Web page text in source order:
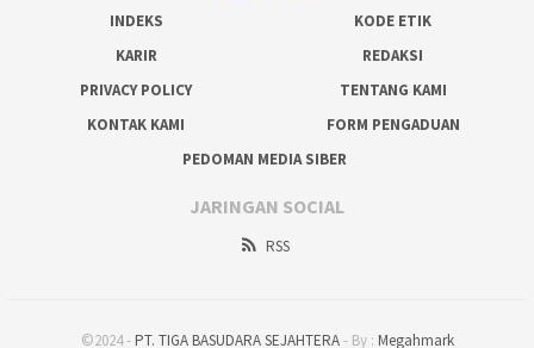
INDEKS
KODE ETIK
KARIR
REDAKSI
PRIVACY POLICY
TENTANG KAMI
KONTAK KAMI
FORM PENGADUAN
PEDOMAN MEDIA SIBER
JARINGAN SOCIAL
RSS
©2024 - PT. TIGA BASUDARA SEJAHTERA- By : Megahmark